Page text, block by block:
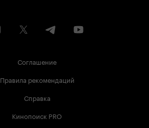
Соглашение
Правила рекомендаций
Справка
Кинопоиск PRO